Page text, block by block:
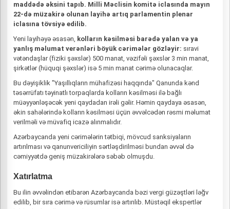
maddədə əksini tapıb. Milli Məclisin komitə iclasında mayın
22-də müzakirə olunan layihə artıq parlamentin plenar
iclasına tövsiyə edilib.
Yeni layihəyə əsasən, kolların kəsilməsi barədə yalan və ya
yanlış məlumat verənləri böyük cərimələr gözləyir: sıravi
vətəndaşlar (fiziki şəxslər) 500 manat, vəzifəli şəxslər 3 min manat,
şirkətlər (hüquqi şəxslər) isə 5 min manat cərimə olunacaqlar.
Bu dəyişiklik "Yaşıllıqların mühafizəsi haqqında" Qanunda kənd
təsərrüfatı təyinatlı torpaqlarda kolların kəsilməsi ilə bağlı
müəyyənləşəcək yeni qaydadan irəli gəlir. Həmin qaydaya əsasən,
əkin sahələrində kolların kəsilməsi üçün əvvəlcədən rəsmi məlumat
verilməli və müvafiq icazə alınmalıdır.
Azərbaycanda yeni cərimələrin tətbiqi, mövcud sanksiyaların
artırılması və qanunvericiliyin sərtləşdirilməsi bundan əvvəl də
cəmiyyətdə geniş müzakirələrə səbəb olmuşdu.
Xatırlatma
Bu ilin əvvəlindən etibarən Azərbaycanda bəzi vergi güzəştləri ləğv
edilib, bir sıra cərimə və rüsumlar isə artırılıb. Müstəqil ekspertlər